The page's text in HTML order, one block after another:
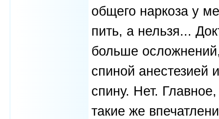
общего наркоза у
пить, а нельзя...
больше
спиной анестезией
спину. Нет.
такие же